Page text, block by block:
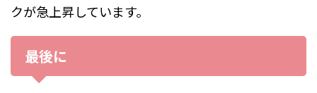
クが急上昇しています。
最後に